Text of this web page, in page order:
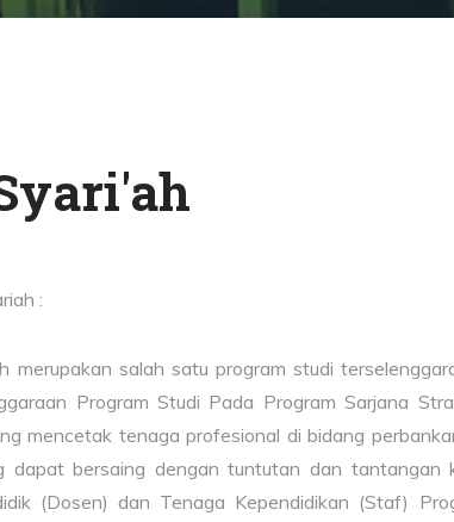
:
merupakan salah satu program studi
Program Studi Pada Program Sarjana
mencetak tenaga profesional di bidang
dapat bersaing dengan tuntutan dan tantangan
(Dosen) dan Tenaga Kependidikan (Staf)